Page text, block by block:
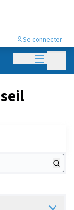
Menu
Se connecter